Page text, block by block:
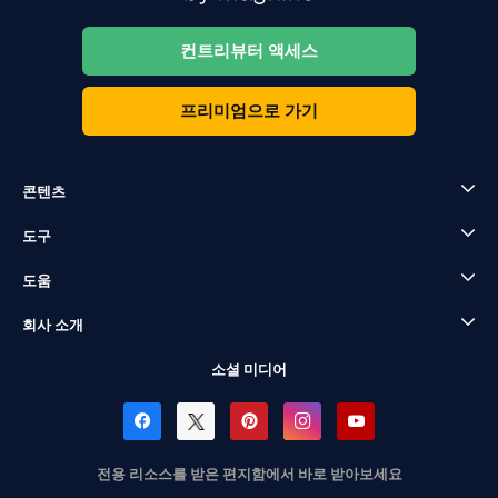
컨트리뷰터 액세스
프리미엄으로 가기
콘텐츠
도구
도움
회사 소개
소셜 미디어
전용 리소스를 받은 편지함에서 바로 받아보세요